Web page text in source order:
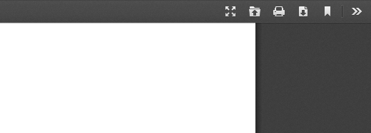
Presentation
Open Print Download
Current